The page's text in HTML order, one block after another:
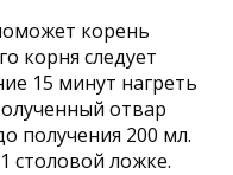
корень
корня следует
15 минут нагреть
отвар
получения 200 мл.
столовой ложке.